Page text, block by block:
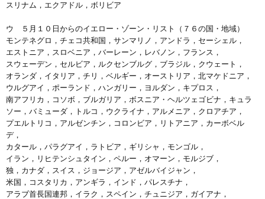
スリナム，エクアドル，ボリビア
ウ ５月１０日からのイエロー・ゾーン・リスト（７６の国・地域）
モンテネグロ，チェコ共和国，サンマリノ，アンドラ，セーシェル，
エストニア，スロベニア，バーレーン，レバノン，フランス，
スウェーデン，セルビア，ルクセンブルグ，ブラジル，クウェート，
オランダ，イタリア，チリ，ベルギー，オーストリア，北マケドニア，
ウルグアイ，ポーランド，ハンガリー，ヨルダン，キプロス，
南アフリカ，コソボ，ブルガリア，ボスニア・ヘルツェゴビナ，キュラ
ソー，バミューダ，トルコ，ウクライナ，アルメニア，クロアチア，
プエルトリコ，アルゼンチン，コロンビア，リトアニア，カーボベル
デ，
カタール，パラグアイ，ラトビア，ギリシャ，モンゴル，
イラン，リヒテンシュタイン，ペルー，オマーン，モルジブ，
独，カナダ，スイス，ジョージア，アゼルバイジャン，
米国，コスタリカ，アンギラ，インド，パレスチナ，
アラブ首長国連邦，イラク，スペイン，チュニジア，ガイアナ，